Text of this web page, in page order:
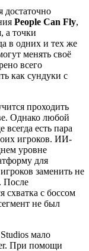
достаточно
People Can Fly,
а точки
в одних и тех же
менять своё
всего
как сундуки с
проходить
Однако любой
всегда есть пара
игроков. ИИ-
уровне
для
заменить не
После
схватка с боссом
не был
мало
При помощи